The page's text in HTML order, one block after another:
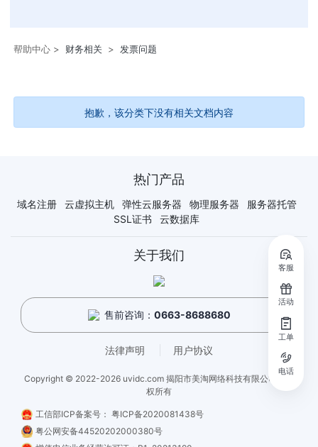
帮助中心 > 财务相关 > 发票问题
抱歉，该分类下没有相关文档内容
热门产品
域名注册 云虚拟主机 弹性云服务器 物理服务器
服务器托管
SSL证书
云数据库
关于我们
售前咨询： 0663-8688680
法律声明 用户协议
Copyright © 2022-2026 uvidc.com 揭阳市美淘网络科技有限公司 - 版
权所有
工信部ICP备案号： 粤ICP备2020081438号
粤公网安备44520202000380号
客服
活动
工单
电话